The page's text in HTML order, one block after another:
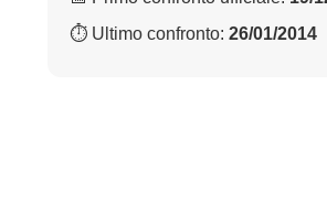
⏱ Ultimo confronto: 26/01/2014